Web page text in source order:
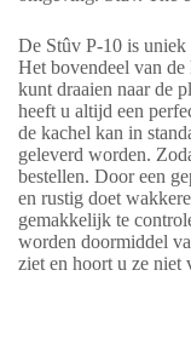
De Stûv P-10 is
Het bovendeel van
kunt draaien naar de
heeft u altijd een
de kachel kan in
geleverd worden.
bestellen. Door een
en rustig doet
gemakkelijk te
worden doormiddel
ziet en hoort u ze niet